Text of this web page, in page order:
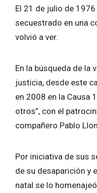
El 21 de julio de
secuestrado en una
volvió a ver.
En la búsqueda de la
justicia, desde este
en 2008 en la Causa
otros”, con el
compañero Pablo
Por iniciativa de sus
de su desaparición y
natal se lo